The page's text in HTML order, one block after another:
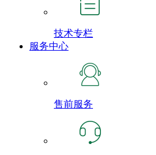
技术专栏
服务中心
售前服务